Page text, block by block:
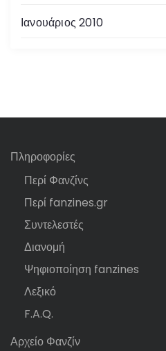
Ιανουάριος 2010
Πληροφορίες
Περί Φανζίνς
Περί fanzines.gr
Συντελεστές
Διανομή
Ψηφιοποίηση fanzines
Λεξικό
F.A.Q.
Αρχείο Φανζίν